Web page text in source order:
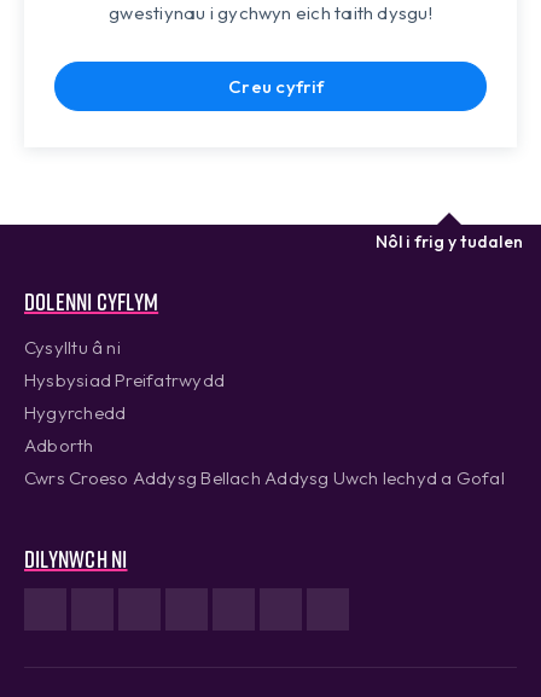
gwestiynau i gychwyn eich taith dysgu!
Creu cyfrif
Dolenni cyflym
Cysylltu â ni
Hysbysiad Preifatrwydd
Hygyrchedd
Adborth
Cwrs Croeso Addysg Bellach Addysg Uwch Iechyd a Gofal
Dilynwch ni
Nôl i frig y tudalen